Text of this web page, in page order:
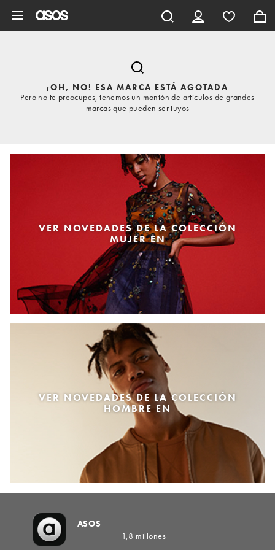
¡OH, NO! ESA MARCA ESTÁ AGOTADA
Pero no te preocupes, tenemos un montón de artículos de grandes
marcas que pueden ser tuyos
VER NOVEDADES DE LA COLECCIÓN
MUJER EN
VER NOVEDADES DE LA COLECCIÓN
HOMBRE EN
ASOS
1,8 millones